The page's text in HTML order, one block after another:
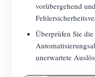
vorübergehend
Überprüfen Sie die
unerwartete